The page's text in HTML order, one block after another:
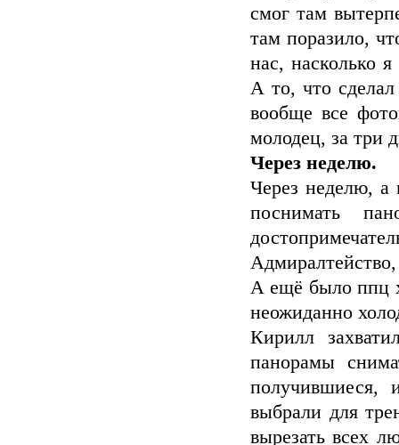
смог там
там поразило,
нас, насколько
А то, что
вообще все
молодец, за три
Через неделю.
Через неделю,
поснимать
А ещё было ппц
неожиданно
Кирилл
панорамы
выбрали для
вырезать всех